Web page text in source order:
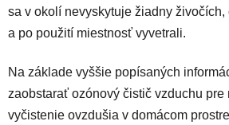
sa v okolí nevyskytuje žiadny
a po použití miestnosť vyvetrali.
Na základe vyššie popísaných
zaobstarať ozónový čistič vzduchu pre
vyčistenie ovzdušia v domácom